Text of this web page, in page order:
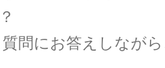
にお答えしながら